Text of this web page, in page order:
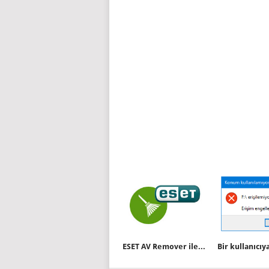
ESET AV Remover ile istemediğiniz antivirüsleri kaldırın